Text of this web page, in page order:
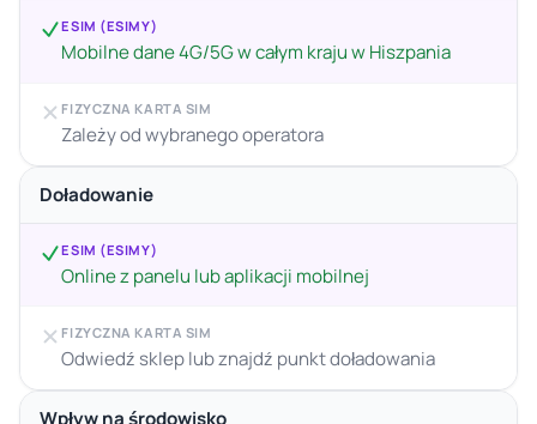
ESIM (ESIMY)
Mobilne dane 4G/5G w całym kraju w Hiszpania
FIZYCZNA KARTA SIM
Zależy od wybranego operatora
Doładowanie
ESIM (ESIMY)
Online z panelu lub aplikacji mobilnej
FIZYCZNA KARTA SIM
Odwiedź sklep lub znajdź punkt doładowania
Wpływ na środowisko